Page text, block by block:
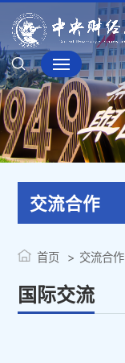
交流合作
国际交流
首页 交流合作